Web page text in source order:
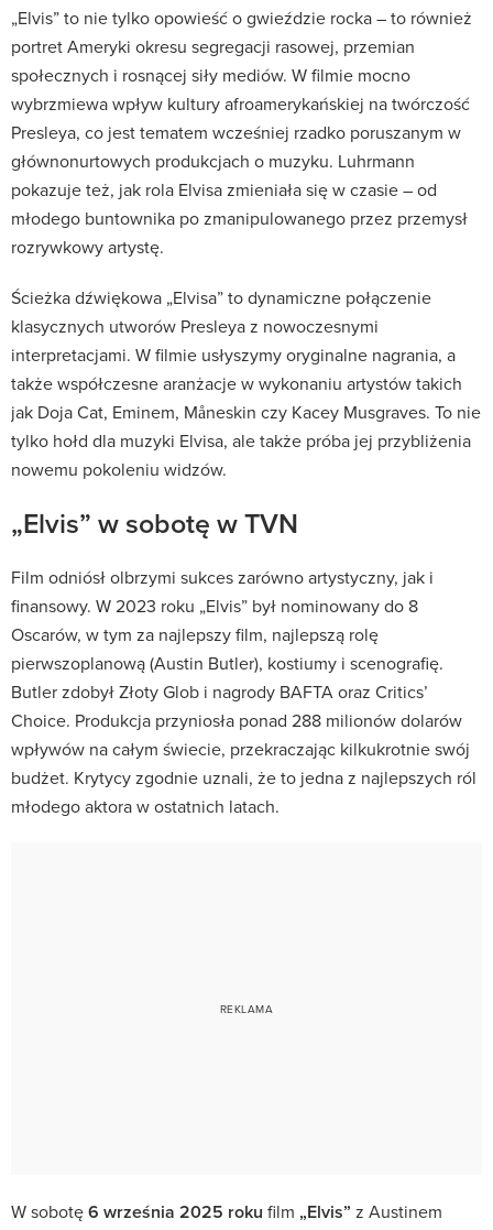
„Elvis” to nie tylko opowieść o gwieździe rocka – to również
portret Ameryki okresu segregacji rasowej, przemian
społecznych i rosnącej siły mediów. W filmie mocno
wybrzmiewa wpływ kultury afroamerykańskiej na twórczość
Presleya, co jest tematem wcześniej rzadko poruszanym w
głównonurtowych produkcjach o muzyku. Luhrmann
pokazuje też, jak rola Elvisa zmieniała się w czasie – od
młodego buntownika po zmanipulowanego przez przemysł
rozrywkowy artystę.
Ścieżka dźwiękowa „Elvisa” to dynamiczne połączenie
klasycznych utworów Presleya z nowoczesnymi
interpretacjami. W filmie usłyszymy oryginalne nagrania, a
także współczesne aranżacje w wykonaniu artystów takich
jak Doja Cat, Eminem, Måneskin czy Kacey Musgraves. To nie
tylko hołd dla muzyki Elvisa, ale także próba jej przybliżenia
nowemu pokoleniu widzów.
„Elvis” w sobotę w TVN
Film odniósł olbrzymi sukces zarówno artystyczny, jak i
finansowy. W 2023 roku „Elvis” był nominowany do 8
Oscarów, w tym za najlepszy film, najlepszą rolę
pierwszoplanową (Austin Butler), kostiumy i scenografię.
Butler zdobył Złoty Glob i nagrody BAFTA oraz Critics’
Choice. Produkcja przyniosła ponad 288 milionów dolarów
wpływów na całym świecie, przekraczając kilkukrotnie swój
budżet. Krytycy zgodnie uznali, że to jedna z najlepszych ról
młodego aktora w ostatnich latach.
W sobotę6 września 2025 roku film „Elvis” z Austinem